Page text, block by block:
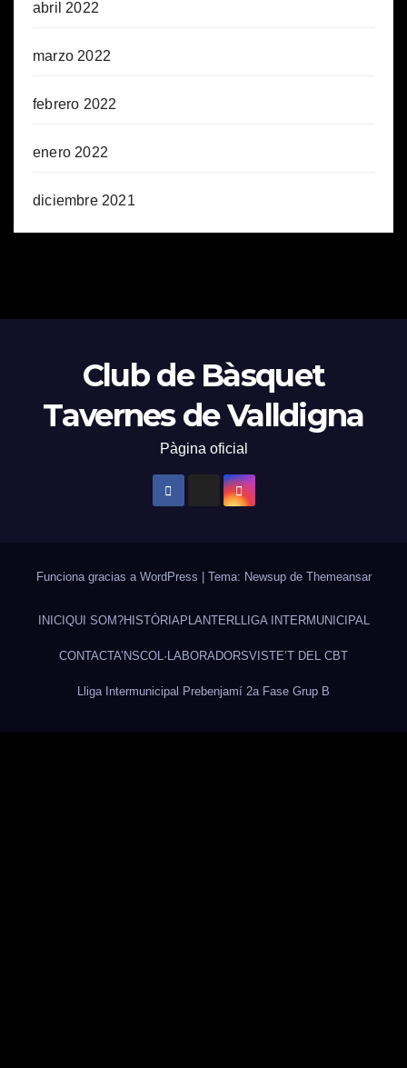
abril 2022
marzo 2022
febrero 2022
enero 2022
diciembre 2021
Club de Bàsquet
Tavernes de Valldigna
Pàgina oficial
Funciona gracias a WordPress Tema: Newsup de Themeansar
INICI QUI SOM?HISTÒRIAPLANTERLLIGA INTERMUNICIPAL
CONTACTA’NSCOL·LABORADORSVISTE’T DEL CBT
Lliga Intermunicipal Prebenjamí 2a Fase Grup B